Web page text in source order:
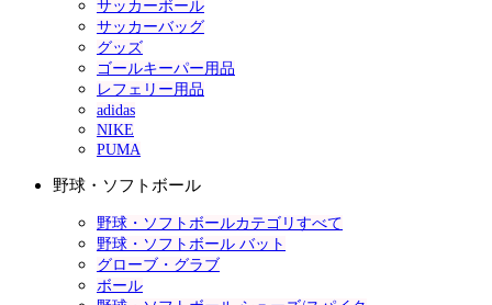
サッカーボール
サッカーバッグ
グッズ
ゴールキーパー用品
レフェリー用品
adidas
NIKE
PUMA
野球・ソフトボール
野球・ソフトボールカテゴリすべて
野球・ソフトボール バット
グローブ・グラブ
ボール